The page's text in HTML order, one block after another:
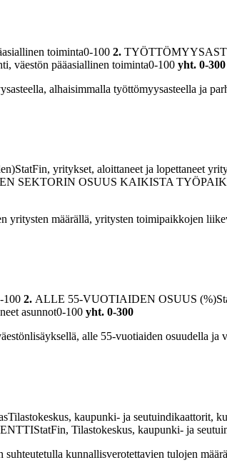
toiminta0-100 2.
väestön pääasiallinen toiminta0-100 yht. 0-300
alhaisimmalla työttömyysasteella ja
yritykset, aloittaneet ja lopettaneet
SEKTORIN OSUUS KAIKISTA
yritysten määrällä, yritysten toimipaikkojen
100 2. ALLE 55-VUOTIAIDEN OSUUS
asunnot0-100 yht. 0-300
alle 55-vuotiaiden osuudella ja
kaupunki- ja seutuindikaattorit,
Tilastokeskus, kaupunki- ja
kunnallisverotettavien tulojen